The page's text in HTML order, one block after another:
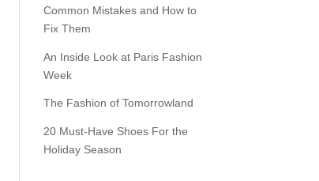
Common Mistakes and How to
Fix Them
An Inside Look at Paris Fashion
Week
The Fashion of Tomorrowland
20 Must-Have Shoes For the
Holiday Season